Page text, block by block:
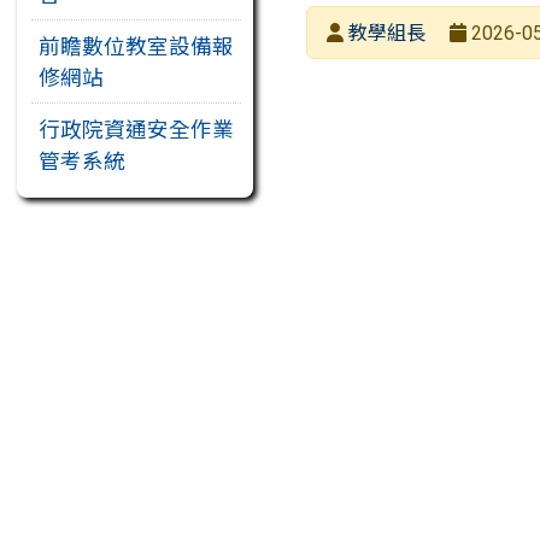
前瞻數位教室設備報
修網站
行政院資通安全作業
管考系統
發布者教學組長
2026-